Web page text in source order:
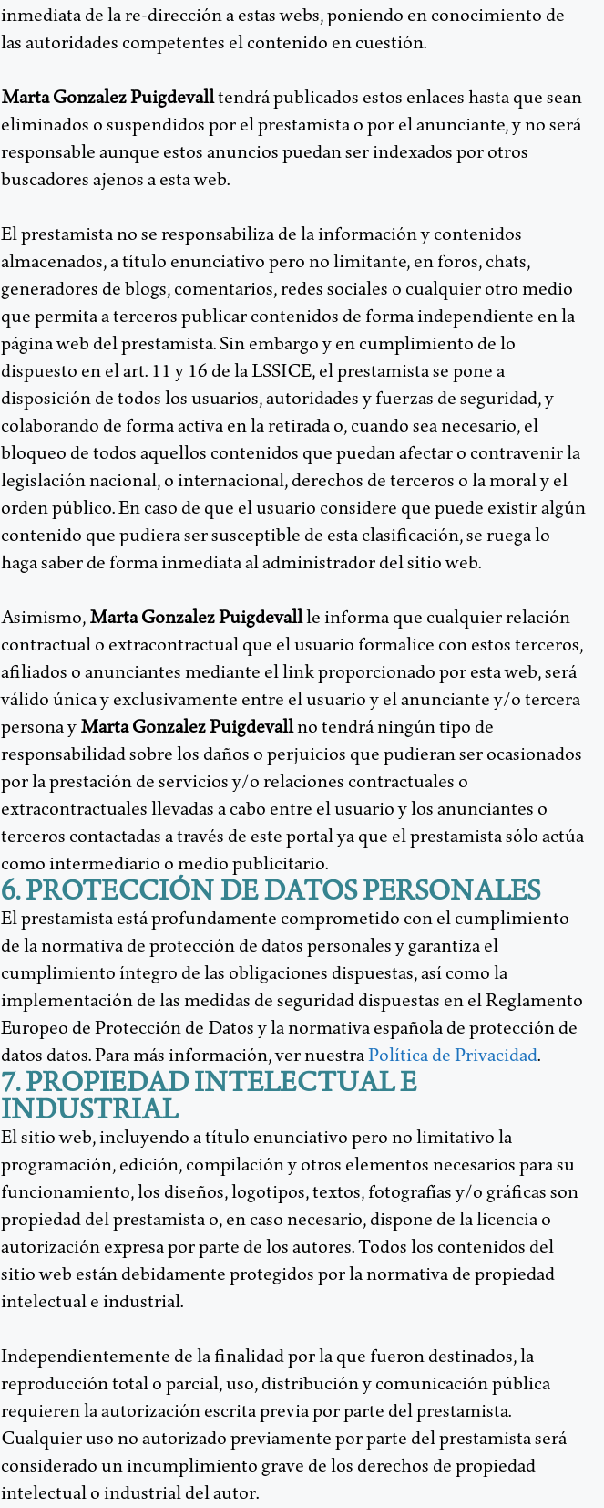
inmediata de la re-dirección a estas webs, poniendo en conocimiento de
las autoridades competentes el contenido en cuestión.
Marta Gonzalez Puigdevalltendrá publicados estos enlaces hasta que sean
eliminados o suspendidos por el prestamista o por el anunciante, y no será
responsable aunque estos anuncios puedan ser indexados por otros
buscadores ajenos a esta web.
El prestamista no se responsabiliza de la información y contenidos
almacenados, a título enunciativo pero no limitante, en foros, chats,
generadores de blogs, comentarios, redes sociales o cualquier otro medio
que permita a terceros publicar contenidos de forma independiente en la
página web del prestamista. Sin embargo y en cumplimiento de lo
dispuesto en el art. 11 y 16 de la LSSICE, el prestamista se pone a
disposición de todos los usuarios, autoridades y fuerzas de seguridad, y
colaborando de forma activa en la retirada o, cuando sea necesario, el
bloqueo de todos aquellos contenidos que puedan afectar o contravenir la
legislación nacional, o internacional, derechos de terceros o la moral y el
orden público. En caso de que el usuario considere que puede existir algún
contenido que pudiera ser susceptible de esta clasificación, se ruega lo
haga saber de forma inmediata al administrador del sitio web.
Asimismo, Marta Gonzalez Puigdevallle informa que cualquier relación
contractual o extracontractual que el usuario formalice con estos terceros,
afiliados o anunciantes mediante el link proporcionado por esta web, será
válido única y exclusivamente entre el usuario y el anunciante y/o tercera
persona y Marta Gonzalez Puigdevallno tendrá ningún tipo de
responsabilidad sobre los daños o perjuicios que pudieran ser ocasionados
por la prestación de servicios y/o relaciones contractuales o
extracontractuales llevadas a cabo entre el usuario y los anunciantes o
terceros contactadas a través de este portal ya que el prestamista sólo actúa
como intermediario o medio publicitario.
6. PROTECCIÓN DE DATOS PERSONALES
El prestamista está profundamente comprometido con el cumplimiento
de la normativa de protección de datos personales y garantiza el
cumplimiento íntegro de las obligaciones dispuestas, así como la
implementación de las medidas de seguridad dispuestas en el Reglamento
Europeo de Protección de Datos y la normativa española de protección de
datos datos. Para más información, ver nuestraPolítica de Privacidad.
7. PROPIEDAD INTELECTUAL E
INDUSTRIAL
El sitio web, incluyendo a título enunciativo pero no limitativo la
programación, edición, compilación y otros elementos necesarios para su
funcionamiento, los diseños, logotipos, textos, fotografías y/o gráficas son
propiedad del prestamista o, en caso necesario, dispone de la licencia o
autorización expresa por parte de los autores. Todos los contenidos del
sitio web están debidamente protegidos por la normativa de propiedad
intelectual e industrial.
Independientemente de la finalidad por la que fueron destinados, la
reproducción total o parcial, uso, distribución y comunicación pública
requieren la autorización escrita previa por parte del prestamista.
Cualquier uso no autorizado previamente por parte del prestamista será
considerado un incumplimiento grave de los derechos de propiedad
intelectual o industrial del autor.